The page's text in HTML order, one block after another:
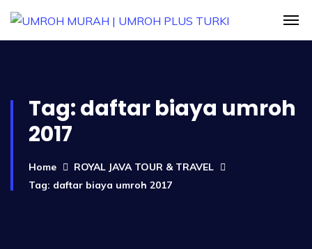
Tag:daftar biaya umroh
2017
Home
ROYAL JAVA TOUR & TRAVEL
Tag: daftar biaya umroh 2017